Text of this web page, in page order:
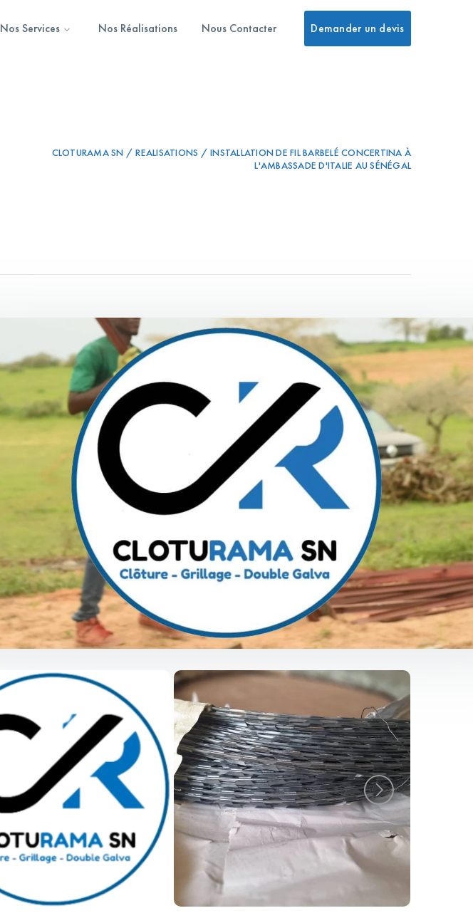
Demander un devis
Nos Services Nos Réalisations Nous Contacter
CLOTURAMA SN / REALISATIONS / INSTALLATION DE FIL BARBELÉ CONCERTINA À
L'AMBASSADE D'ITALIE AU SÉNÉGAL